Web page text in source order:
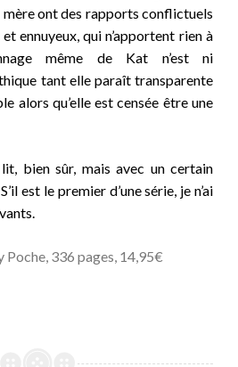
ont des rapports conflictuels
ennuyeux, qui n’apportent rien à
même de Kat n’est ni
tant elle paraît transparente
alors qu’elle est censée être une
bien sûr, mais avec un certain
est le premier d’une série, je n’ai
Poche, 336 pages, 14,95€